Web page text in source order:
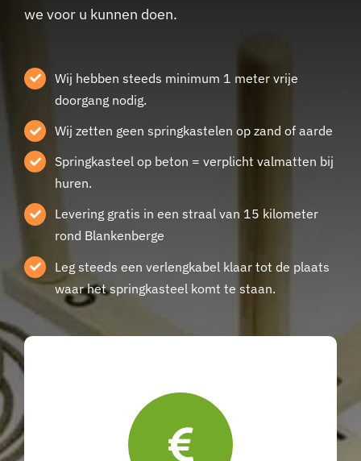
we voor u kunnen doen.
Wij hebben steeds minimum 1 meter vrije
doorgang nodig.
Wij zetten geen springkastelen op zand of aarde
Springkasteel op beton = verplicht valmatten bij
huren.
Levering gratis in een straal van 15 kilometer
rond Blankenberge
Leg steeds een verlengkabel klaar tot de plaats
waar het springkasteel komt te staan.